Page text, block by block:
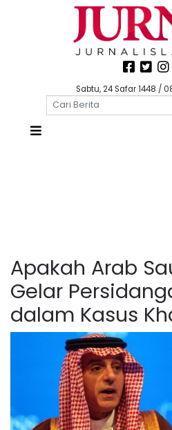
Sabtu, 24 Safar 1448 /
Apakah Arab
Gelar
dalam Kasus